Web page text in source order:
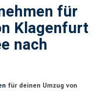
für
Klagenfurt
nach
für deinen Umzug von